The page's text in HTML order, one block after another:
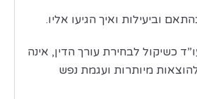
וביעילות ואיך הגיעו אליו.
כשיקול לבחירת עורך הדין, אינה
להוצאות מיותרות ועגמת נפש